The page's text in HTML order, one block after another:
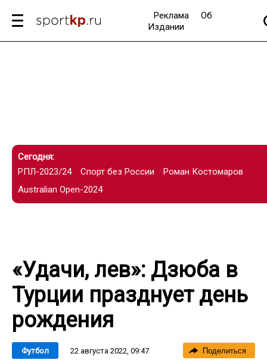
Реклама
Об
Издании
Сегодня:
РПЛ-2023/24
Спорт без России
Роман Костомаров
Australian Open-2024
«Удачи, лев»: Дзюба в
Турции празднует день
рождения
Футбол 22 августа 2022, 09:47 Поделиться